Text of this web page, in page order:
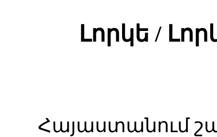
Լորկե /
Հայաստանում